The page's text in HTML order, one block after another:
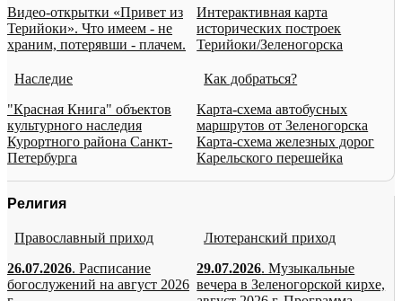
Видео-открытки «Привет из
Терийоки». Что имеем - не
храним, потерявши - плачем.
Интерактивная карта
исторических построек
Терийоки/Зеленогорска
Наследие
"Красная Книга" объектов
культурного наследия
Курортного района Санкт-
Петербурга
Как добраться?
Карта-схема автобусных
маршрутов от Зеленогорска
Карта-схема железных дорог
Карельского перешейка
Религия
Православный приход
26.07.2026. Расписание
богослужений на август 2026
Лютеранский приход
29.07.2026. Музыкальные
вечера в Зеленогорской кирхе,